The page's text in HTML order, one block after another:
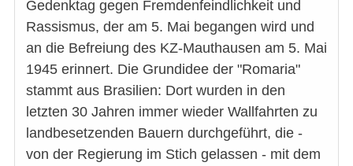
Gedenktag gegen Fremdenfeindlichkeit und
Rassismus, der am 5. Mai begangen wird und
an die Befreiung des KZ-Mauthausen am 5. Mai
1945 erinnert. Die Grundidee der "Romaria"
stammt aus Brasilien: Dort wurden in den
letzten 30 Jahren immer wieder Wallfahrten zu
landbesetzenden Bauern durchgeführt, die -
von der Regierung im Stich gelassen - mit dem